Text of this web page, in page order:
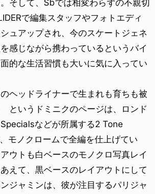
そして、Sbでは相変わらずの不親切
で編集スタッフやフォトエディ
ュアップされ、今のスケートジェネ
感じながら携わっているというバイ
的な生活習慣も大いに気に入ってい
ヘッドライナーで生まれも育ちも被
というドミニクのページは、ロンド
などが所属する2 Tone
モノクロームで全編を仕上げてい
ウトも白ベースのモノクロ写真レイ
えて、黒ベースのレイアウトにして
ジャミンは、彼が注目するパリジャ